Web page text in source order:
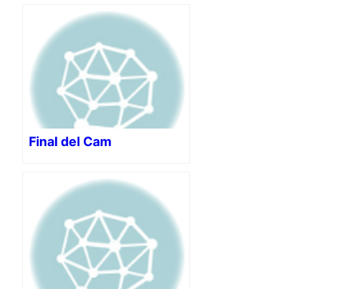
Final del Cam